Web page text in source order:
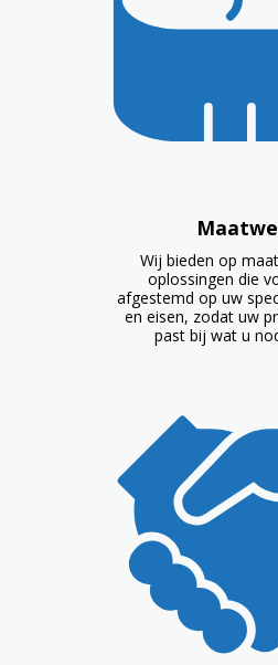
Wij bieden op
oplossingen die
afgestemd op uw
en eisen, zodat uw
past bij wat u